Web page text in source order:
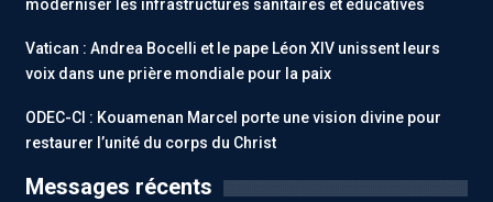
moderniser les infrastructures sanitaires et éducatives
Vatican : Andrea Bocelli et le pape Léon XIV unissent leurs
voix dans une prière mondiale pour la paix
ODEC-CI : Kouamenan Marcel porte une vision divine pour
restaurer l’unité du corps du Christ
Messages récents